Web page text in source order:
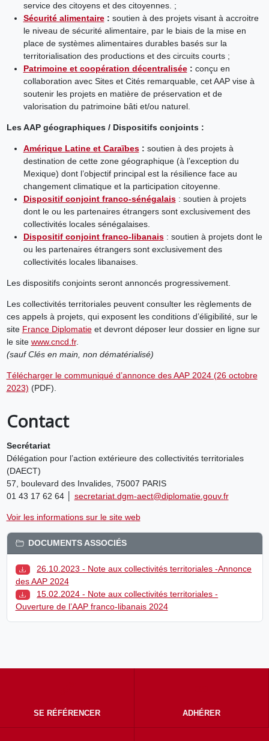
service des citoyens et des citoyennes. ;
Sécurité alimentaire: soutien à des projets visant à accroitre
le niveau de sécurité alimentaire, par le biais de la mise en
place de systèmes alimentaires durables basés sur la
territorialisation des productions et des circuits courts ;
Patrimoine et coopération décentralisée: conçu en
collaboration avec Sites et Cités remarquable, cet AAP vise à
soutenir les projets en matière de préservation et de
valorisation du patrimoine bâti et/ou naturel.
Les AAP géographiques / Dispositifs conjoints :
Amérique Latine et Caraïbes: soutien à des projets à
destination de cette zone géographique (à l’exception du
Mexique) dont l’objectif principal est la résilience face au
changement climatique et la participation citoyenne.
Dispositif conjoint franco-sénégalais: soutien à projets
dont le ou les partenaires étrangers sont exclusivement des
collectivités locales sénégalaises.
Dispositif conjoint franco-libanais: soutien à projets dont le
ou les partenaires étrangers sont exclusivement des
collectivités locales libanaises.
Les dispositifs conjoints seront annoncés progressivement.
Les collectivités territoriales peuvent consulter les règlements de
ces appels à projets, qui exposent les conditions d’éligibilité, sur le
site France Diplomatieet devront déposer leur dossier en ligne sur
le site www.cncd.fr.
(sauf Clés en main, non dématérialisé)
Télécharger le communiqué d’annonce des AAP 2024 (26 octobre
2023) (PDF).
Contact
Secrétariat
Délégation pour l’action extérieure des collectivités territoriales
(DAECT)
57, boulevard des Invalides, 75007 PARIS
01 43 17 62 64 │ secretariat.dgm-aect@diplomatie.gouv.fr
Voir les informations sur le site web
DOCUMENTS ASSOCIÉS
26.10.2023 - Note aux collectivités territoriales -Annonce
des AAP 2024
15.02.2024 - Note aux collectivités territoriales -
Ouverture de l’AAP franco-libanais 2024
SE RÉFÉRENCER ADHÉRER